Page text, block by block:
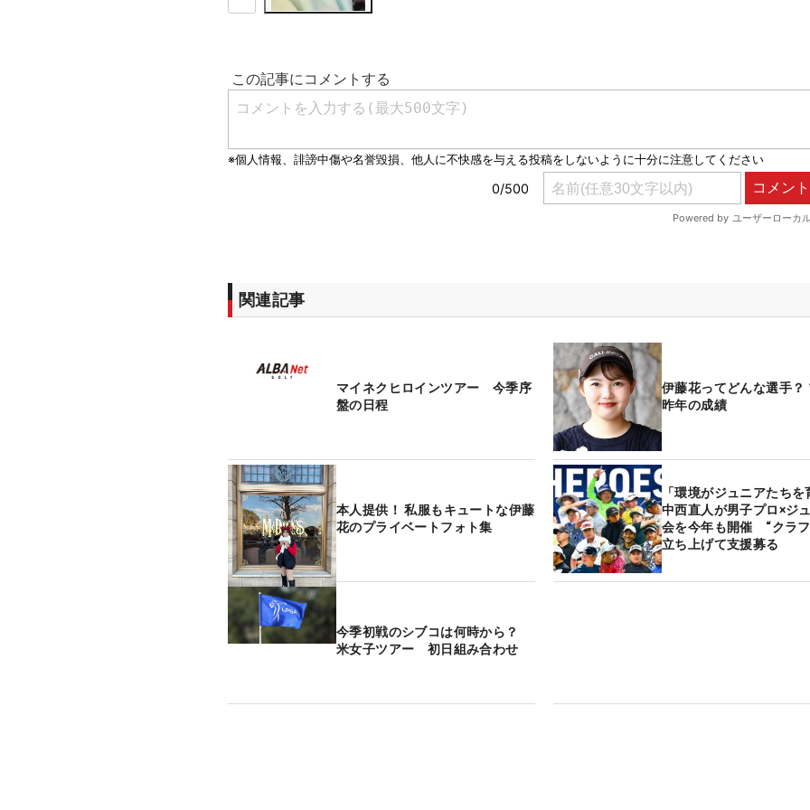
関連記事
マイネクヒロインツアー 今季序
盤の日程
伊藤花ってどんな選手？
昨年の成績
本人提供！ 私服もキュートな伊藤
花のプライベートフォト集
「環境がジュニアたち
中西直人が男子プロ×ジ
会を今年も開催 “クラ
立ち上げて支援募る
今季初戦のシブコは何時から？
米女子ツアー 初日組み合わせ